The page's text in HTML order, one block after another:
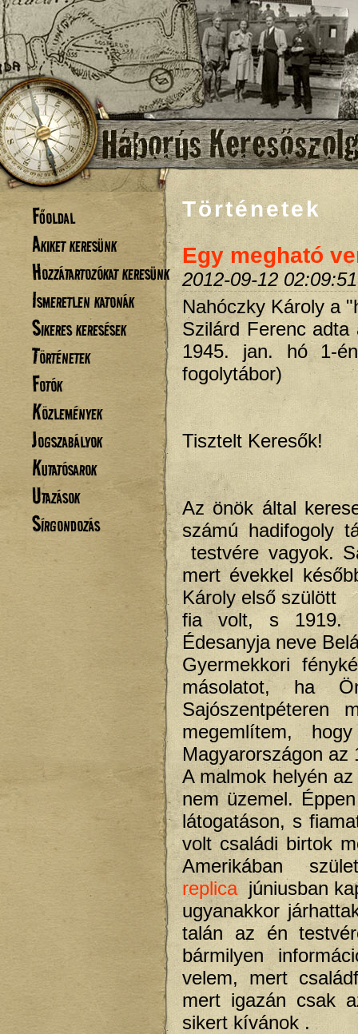
Főoldal
Akiket keresünk
Hozzátartozókat keresünk
Ismeretlen katonák
Sikeres keresések
Történetek
Fotók
Közlemények
Jogszabályok
Kutatósarok
Utazások
Sírgondozás
Történetek
Egy megható
2012-09-12 02:09:51
Nahóczky Károly a
Szilárd Ferenc
1945. jan. hó 1-
fogolytábor)
Tisztelt Keresők!
Az önök által
számú hadifogoly
testvére vagyok.
mert évekkel
Károly első szülött
fia volt, s 1919.
Édesanyja neve
Gyermekkori
másolatot, ha
Sajószentpéteren
megemlítem,
Magyarországon az
A malmok helyén
nem üzemel.
látogatáson, s
volt családi birtok
Amerikában
replicajúniusban
ugyanakkor
talán az én
bármilyen
velem, mert
mert igazán csak
sikert kívánok .